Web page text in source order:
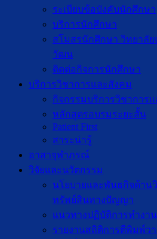
ระเบียบข้อบังคับนักศึกษา
บริการนักศึกษา
สโมสรนักศึกษา วิทยาลั
วัฒน
ติดต่อกิจการนักศึกษา
บริการวิชาการและสังคม
กิจกรรมบริการวิชาการ
หลักสูตรอบรมระยะสั้น
Patient First
สาระน่ารู้
อาสาจุฬาภรณ์
วิจัยและนวัตกรรม
นโยบายและพันธกิจด้าน
ทรัพย์สินทางปัญญา
แนวทางปฏิบัติการทำงา
รายงานสถิติการตีพิมพ์ว